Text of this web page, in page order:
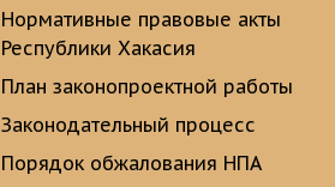
Нормативные правовые акты
Республики Хакасия
План законопроектной работы
Законодательный процесс
Порядок обжалования НПА